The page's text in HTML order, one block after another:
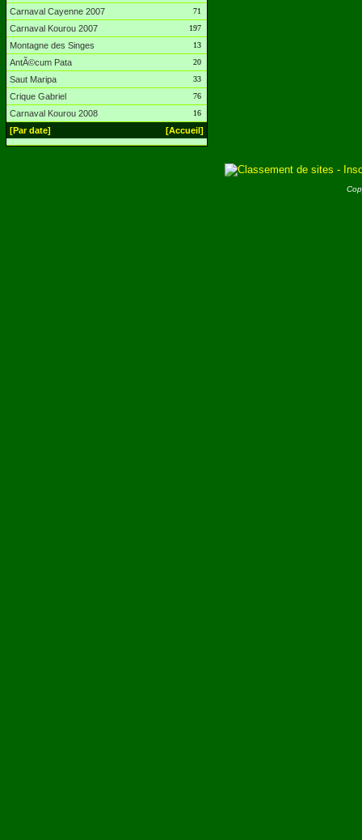
Carnaval Cayenne 2007 71
Carnaval Kourou 2007 197
Montagne des Singes 13
AntÃ©cum Pata 20
Saut Maripa 33
Crique Gabriel 76
Carnaval Kourou 2008 16
[Par date] [Accueil]